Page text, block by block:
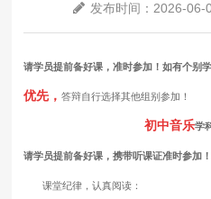
发布时间：2026-06-
请学员提前备好课，准时参加！如有个别
优先，答辩自行选择其他组别参加！
初中音乐学
请学员提前备好课，携带听课证准时参加
课堂纪律，认真阅读：